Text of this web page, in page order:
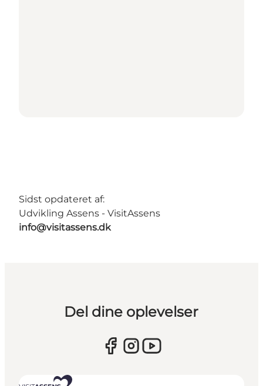
Sidst opdateret af:
Udvikling Assens - VisitAssens
info@visitassens.dk
Del dine oplevelser